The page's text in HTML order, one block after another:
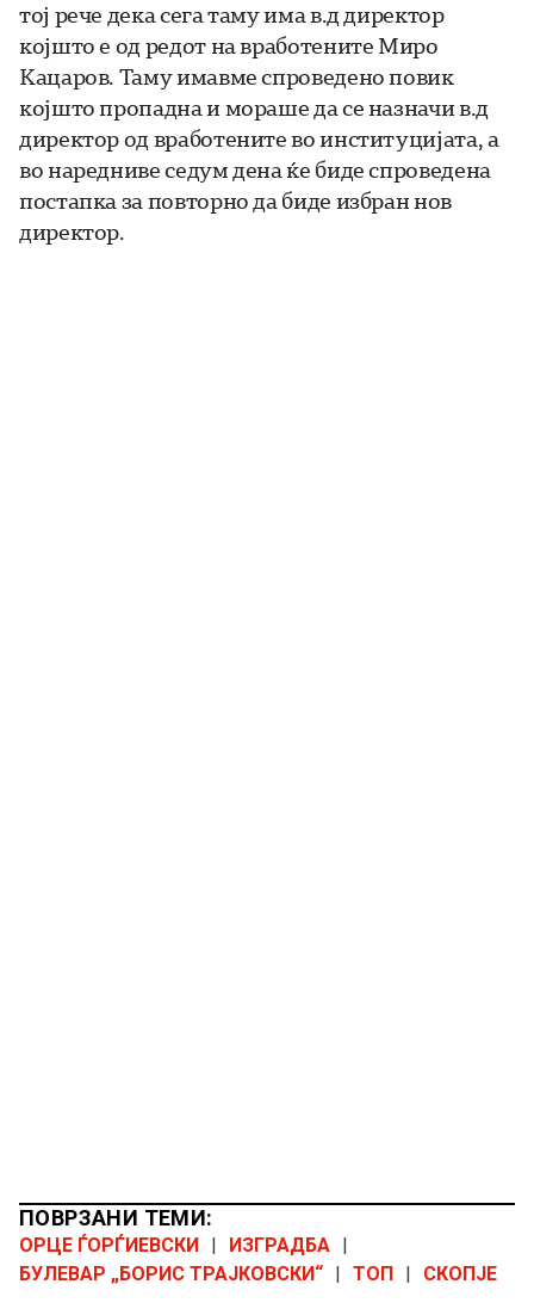
тој рече дека сега таму има в.д директор
којшто е од редот на вработените Миро
Кацаров. Таму имавме спроведено повик
којшто пропадна и мораше да се назначи в.д
директор од вработените во институцијата, а
во наредниве седум дена ќе биде спроведена
постапка за повторно да биде избран нов
директор.
ПОВРЗАНИ ТЕМИ:
ОРЦЕ ЃОРЃИЕВСКИ ИЗГРАДБА
БУЛЕВАР „БОРИС ТРАЈКОВСКИ“
ТОП СКОПЈЕ